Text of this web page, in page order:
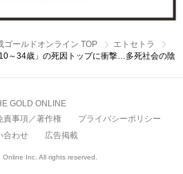
ゴールドオンライン TOP
エトセトラ
～34歳」の死因トップに衝撃…多死社会の陰
GOLD ONLINE
責事項／著作権
プライバシーポリシー
合わせ
広告掲載
Inc. All rights reserved.